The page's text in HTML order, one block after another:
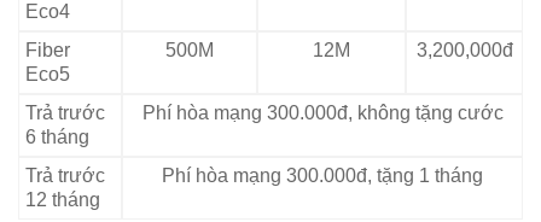
Eco4
Fiber
Eco5
500M 12M 3,200,000đ
Trả trước
6 tháng
Phí hòa mạng 300.000đ, không tặng cước
Trả trước
12 tháng
Phí hòa mạng 300.000đ, tặng 1 tháng